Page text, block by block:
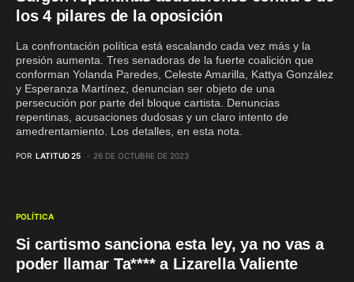
los 4 pilares de la oposición
La confrontación política está escalando cada vez más y la
presión aumenta. Tres senadoras de la fuerte coalición que
conforman Yolanda Paredes, Celeste Amarilla, Kattya González
y Esperanza Martínez, denuncian ser objeto de una
persecución por parte del bloque cartista. Denuncias
repentinas, acusaciones dudosas y un claro intento de
amedrentamiento. Los detalles, en esta nota.
POR LATITUD 25 26 DE OCTUBRE DE 2023
POLÍTICA
Si cartismo sanciona esta ley, ya no vas a
poder llamar Ta**** a Lizarella Valiente